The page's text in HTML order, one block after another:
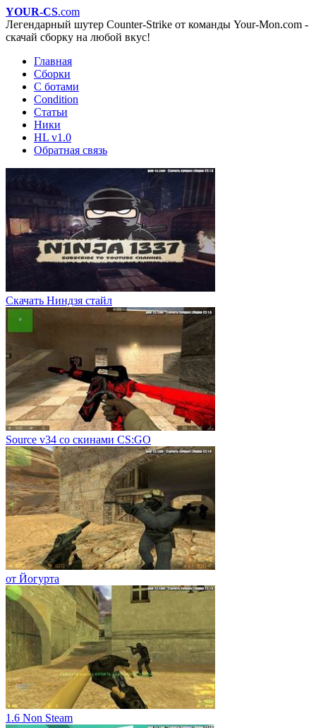
YOUR-CS.com
Легендарный шутер Counter-Strike от команды Your-Mon.com -
скачай сборку на любой вкус!
Главная
Сборки
С ботами
Condition
Статьи
Ники
HL v1.0
Обратная связь
Скачать Ниндзя стайл
Source v34 со скинами CS:GO
от Йогурта
1.6 Non Steam